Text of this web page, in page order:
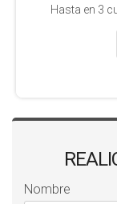
Hasta en 3
Nombre